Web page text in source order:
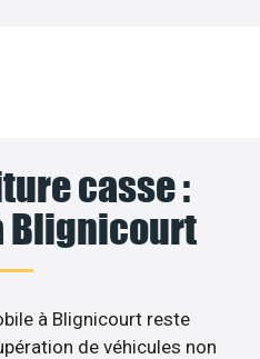
casse :
Blignicourt
à Blignicourt reste
de véhicules non